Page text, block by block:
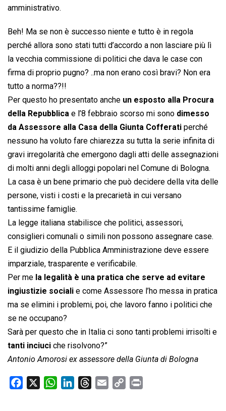
amministrativo.
Beh! Ma se non è successo niente e tutto è in regola
perché allora sono stati tutti d’accordo a non lasciare più lì
la vecchia commissione di politici che dava le case con
firma di proprio pugno? ..ma non erano così bravi? Non era
tutto a norma??!!
Per questo ho presentato anche un esposto alla Procura
della Repubblica e l’8 febbraio scorso mi sono dimesso
da Assessore alla Casa della Giunta Cofferati perché
nessuno ha voluto fare chiarezza su tutta la serie infinita di
gravi irregolarità che emergono dagli atti delle assegnazioni
di molti anni degli alloggi popolari nel Comune di Bologna.
La casa è un bene primario che può decidere della vita delle
persone, visti i costi e la precarietà in cui versano
tantissime famiglie.
La legge italiana stabilisce che politici, assessori,
consiglieri comunali o simili non possono assegnare case.
E il giudizio della Pubblica Amministrazione deve essere
imparziale, trasparente e verificabile.
Per me la legalità è una pratica che serve ad evitare
ingiustizie sociali e come Assessore l’ho messa in pratica
ma se elimini i problemi, poi, che lavoro fanno i politici che
se ne occupano?
Sarà per questo che in Italia ci sono tanti problemi irrisolti e
tanti inciuci che risolvono?”
Antonio Amorosi ex assessore della Giunta di Bologna
W